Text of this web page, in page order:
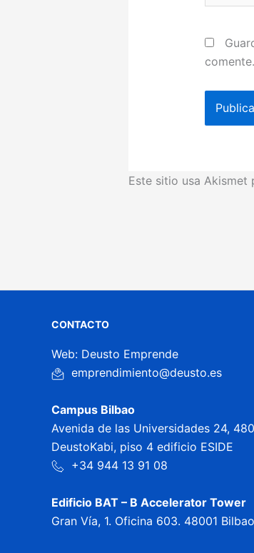
comente.
Este sitio usa Akismet
CONTACTO
Web: Deusto Emprende
emprendimiento@deusto.es
Campus Bilbao
Avenida de las Universidades 24,
DeustoKabi, piso 4 edificio ESIDE
+34 944 13 91 08
Edificio BAT – B Accelerator Tower
Gran Vía, 1. Oficina 603. 48001 Bilbao